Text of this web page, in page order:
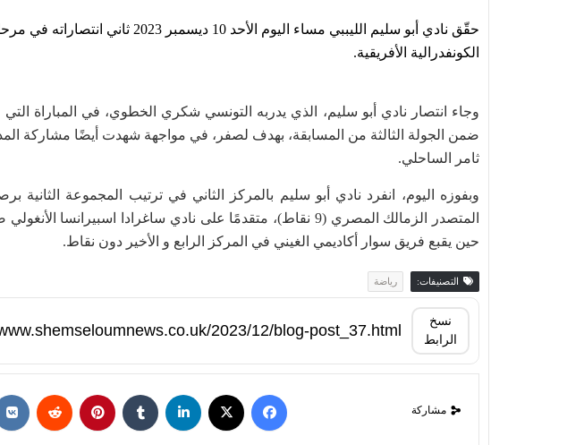
حقّق نادي أبو سليم الليببي مساء اليوم
الكونفدرالية الأفريقية.
وجاء انتصار نادي أبو سليم، الذي يدربه التونسي شكري الخطوي، في المباراة
ضمن الجولة الثالثة من المسابقة، بهدف لصفر، في مواجهة شهدت أيضًا مشاركة
ثامر الساحلي.
حين يقبع فريق سوار أكاديمي الغيني في المركز الرابع و الأخير دون نقاط.
التصنيفات: رياضة
نسخ
الرابط
مشاركة